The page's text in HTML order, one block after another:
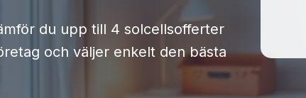
du upp till 4 solcellsofferter
och väljer enkelt den bästa